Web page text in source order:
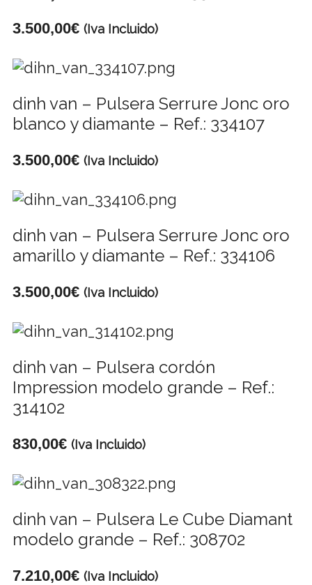
3.500,00€ (Iva Incluido)
dinh van – Pulsera Serrure Jonc oro
blanco y diamante – Ref.: 334107
3.500,00€ (Iva Incluido)
dinh van – Pulsera Serrure Jonc oro
amarillo y diamante – Ref.: 334106
3.500,00€ (Iva Incluido)
dinh van – Pulsera cordón
Impression modelo grande – Ref.:
314102
830,00€ (Iva Incluido)
dinh van – Pulsera Le Cube Diamant
modelo grande – Ref.: 308702
7.210,00€ (Iva Incluido)